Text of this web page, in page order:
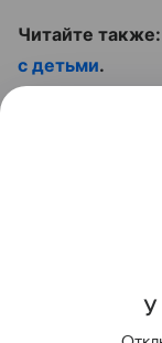
Читайте также:
с детьми.
Контент
У